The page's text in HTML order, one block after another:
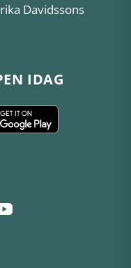
Davidssons
IDAG